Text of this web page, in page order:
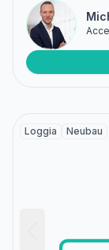
Loggia Neubau